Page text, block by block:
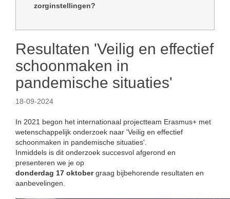
zorginstellingen?
Resultaten 'Veilig en effectief
schoonmaken in
pandemische situaties'
18-09-2024
In 2021 begon het internationaal projectteam Erasmus+ met
wetenschappelijk onderzoek naar 'Veilig en effectief
schoonmaken in pandemische situaties'.
Inmiddels is dit onderzoek succesvol afgerond en
presenteren we je op
donderdag 17 oktobergraag bijbehorende resultaten en
aanbevelingen.